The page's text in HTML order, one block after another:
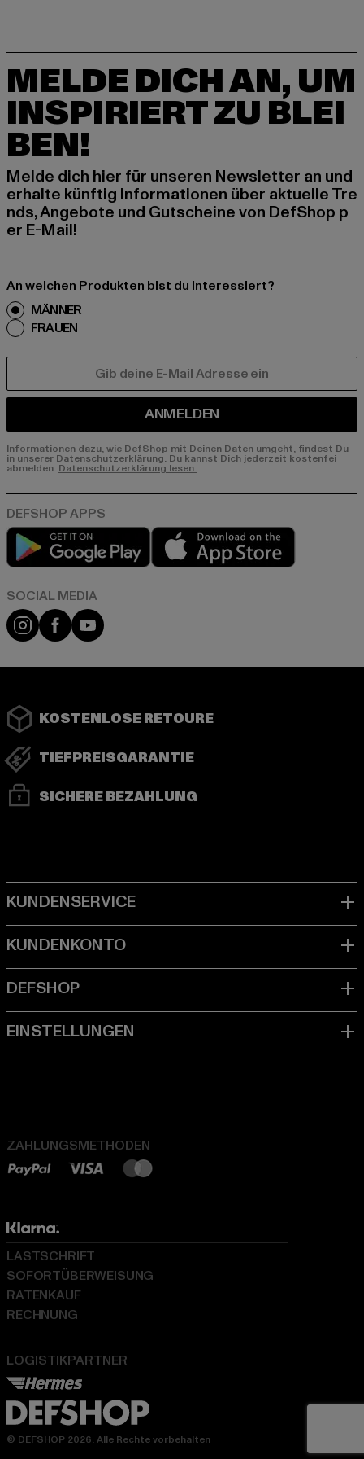
MELDE DICH AN, UM
INSPIRIERT ZU BLEI
BEN!
Melde dich hier für unseren Newsletter an und
erhalte künftig Informationen über aktuelle Tre
nds, Angebote und Gutscheine von DefShop p
er E-Mail!
An welchen Produkten bist du interessiert?
MÄNNER
FRAUEN
ANMELDEN
Informationen dazu, wie DefShop mit Deinen Daten umgeht, findest Du
in unserer Datenschutzerklärung. Du kannst Dich jederzeit kostenfei
abmelden. Datenschutzerklärung lesen.
Play market
Instagram
FacebookYouTube
KOSTENLOSE RETOURE
TIEFPREISGARANTIE
SICHERE BEZAHLUNG
ZAHLUNGSMETHODEN
LOGISTIKPARTNER
LASTSCHRIFT
SOFORTÜBERWEISUNG
RATENKAUF
RECHNUNG
© DEFSHOP 2026. Alle Rechte vorbehalten